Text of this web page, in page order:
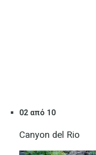
02 από 10
Canyon del Rio